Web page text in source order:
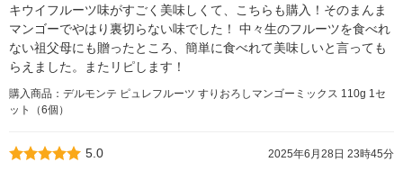
キウイフルーツ味がすごく美味しくて、こちらも購入！そのまんま
マンゴーでやはり裏切らない味でした！ 中々生のフルーツを食べれ
ない祖父母にも贈ったところ、簡単に食べれて美味しいと言っても
らえました。またリピします！
購入商品：デルモンテ ピュレフルーツ すりおろしマンゴーミックス 110g 1セ
ット（6個）
5.0
2025年6月28日 23時45分